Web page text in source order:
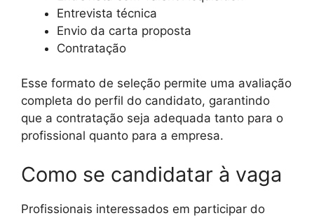
Entrevista técnica
Envio da carta proposta
Contratação
Esse formato de seleção permite uma avaliação
completa do perfil do candidato, garantindo
que a contratação seja adequada tanto para o
profissional quanto para a empresa.
Como se candidatar à vaga
Profissionais interessados em participar do